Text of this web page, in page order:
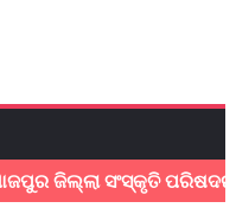
ସଂସ୍କୃତି ପରିଷଦର